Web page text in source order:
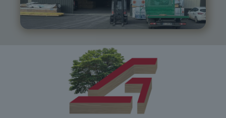
05 81 55 83 89
monistrol@gabriel-sa.fr